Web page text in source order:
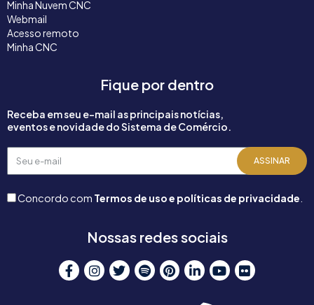
Minha Nuvem CNC
Webmail
Acesso remoto
Minha CNC
Fique por dentro
Receba em seu e-mail as principais notícias,
eventos e novidade do Sistema de Comércio.
Seu
e-
ASSINAR
Concordo com Termos de uso e políticas de privacidade
Nossas redes sociais
F
a
I
n
T
w
S
p
P
i
L
i
Y
o
F
l